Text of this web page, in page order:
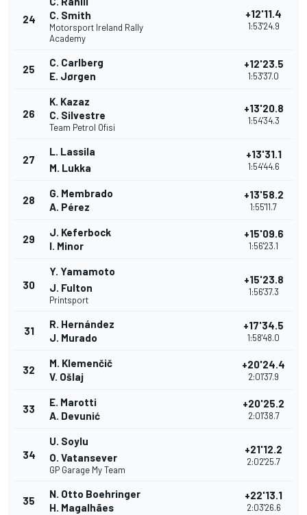
24
C. Smith
Motorsport Ireland Rally
Academy
+12'11.4
1:53'24.9
25
C. Carlberg
E. Jørgen
+12'23.5
1:53'37.0
26
K. Kazaz
C. Silvestre
Team Petrol Ofisi
+13'20.8
1:54'34.3
27
L. Lassila
M. Lukka
+13'31.1
1:54'44.6
28
G. Membrado
A. Pérez
+13'58.2
1:55'11.7
29
J. Keferbock
I. Minor
+15'09.6
1:56'23.1
30
Y. Yamamoto
J. Fulton
Printsport
+15'23.8
1:56'37.3
31
R. Hernández
J. Murado
+17'34.5
1:58'48.0
32
M. Klemenčič
V. Ošlaj
+20'24.4
2:01'37.9
33
E. Marotti
A. Devunić
+20'25.2
2:01'38.7
34
U. Soylu
O. Vatansever
GP Garage My Team
+21'12.2
2:02'25.7
35
N. Otto Boehringer
H. Magalhães
+22'13.1
2:03'26.6